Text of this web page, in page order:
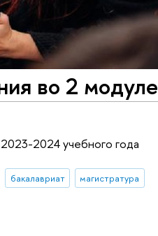
во 2 модуле
2024 учебного года
бакалавриат
магистратура